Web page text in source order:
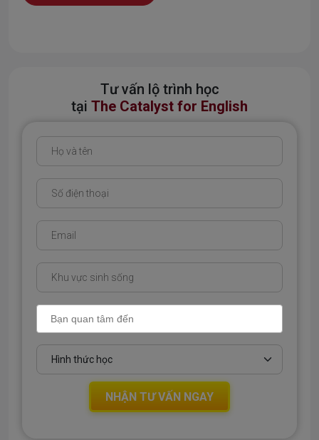
Tư vấn lộ trình học
tại The Catalyst for English
NHẬN TƯ VẤN NGAY